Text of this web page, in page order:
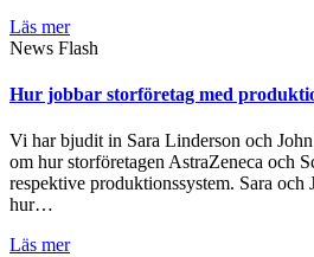
Läs mer
News Flash
Hur jobbar storföretag med
Vi har bjudit in Sara Linderson och
om hur storföretagen AstraZeneca och
respektive produktionssystem. Sara
hur…
Läs mer